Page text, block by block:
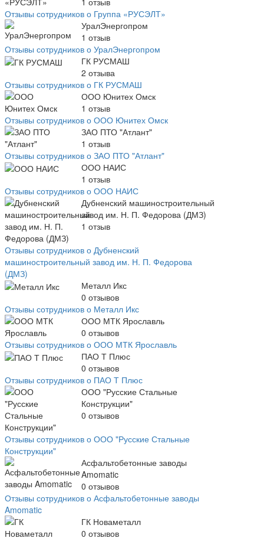
Отзывы сотрудников о Группа «РУСЭЛТ»
УралЭнергопром
1 отзыв
Отзывы сотрудников о УралЭнергопром
ГК РУСМАШ
2 отзыва
Отзывы сотрудников о ГК РУСМАШ
ООО Юнитех Омск
1 отзыв
Отзывы сотрудников о ООО Юнитех Омск
ЗАО ПТО "Атлант"
1 отзыв
Отзывы сотрудников о ЗАО ПТО "Атлант"
ООО НАИС
1 отзыв
Отзывы сотрудников о ООО НАИС
Дубненский машиностроительный
завод им. Н. П. Федорова (ДМЗ)
1 отзыв
Отзывы сотрудников о Дубненский
машиностроительный завод им. Н. П. Федорова
(ДМЗ)
Металл Икс
0 отзывов
Отзывы сотрудников о Металл Икс
ООО МТК Ярославль
0 отзывов
Отзывы сотрудников о ООО МТК Ярославль
ПАО Т Плюс
0 отзывов
Отзывы сотрудников о ПАО Т Плюс
ООО "Русские Стальные
Конструкции"
0 отзывов
Отзывы сотрудников о ООО "Русские Стальные
Конструкции"
Асфальтобетонные заводы
Amomatic
0 отзывов
Отзывы сотрудников о Асфальтобетонные заводы
Amomatic
ГК Новаметалл
0 отзывов